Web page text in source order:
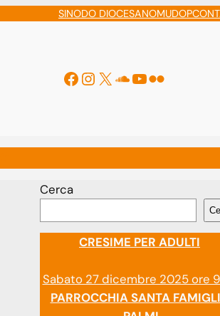
SINODO DIOCESANOMUDOP
Facebook
Instagram
X Soundcloud
YouTube
Flickr
Cerca
CRESIME PER ADULTI
Sabato 27 dicembre 2025 ore
PARROCCHIA SANTA